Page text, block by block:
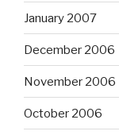
January 2007
December 2006
November 2006
October 2006